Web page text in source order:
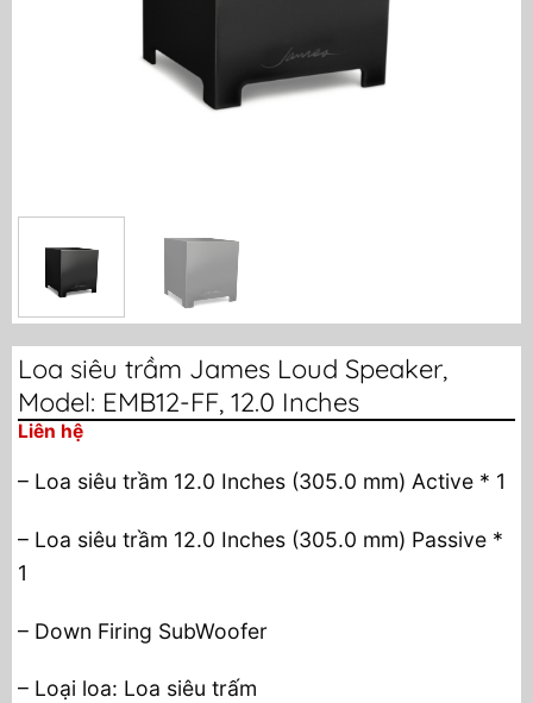
Loa siêu trầm James Loud Speaker,
Model: EMB12-FF, 12.0 Inches
Liên hệ
– Loa siêu trầm 12.0 Inches (305.0 mm) Active * 1
– Loa siêu trầm 12.0 Inches (305.0 mm) Passive *
1
– Down Firing SubWoofer
– Loại loa: Loa siêu trấm